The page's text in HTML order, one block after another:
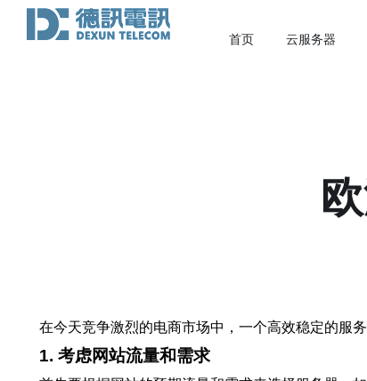
首页 云服务器
在今天竞争激烈的电商市场中，一个高效稳定的服
1. 考虑网站流量和需求